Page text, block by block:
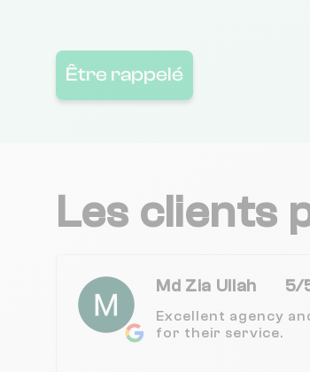
Être rappelé
Les clients
Md Zia Ullah 5/
Excellent agency
for their service.